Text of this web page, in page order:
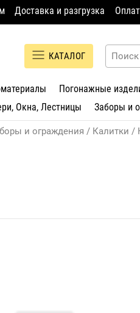
Доставка и разгрузка
КАТАЛОГ
Погонажные
Окна, Лестницы Заборы и
и ограждения Калитки